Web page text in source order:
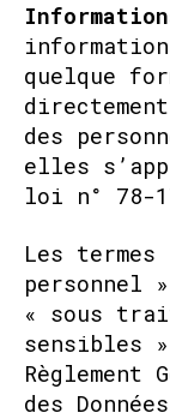
quelque
des
elles
loi n° 78-
Les
personnel
« sous
sensibles
des